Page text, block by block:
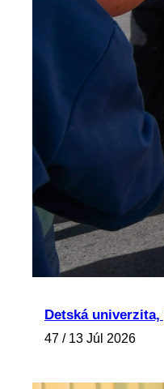
Detská univerzita,
47 / 13 Júl 2026